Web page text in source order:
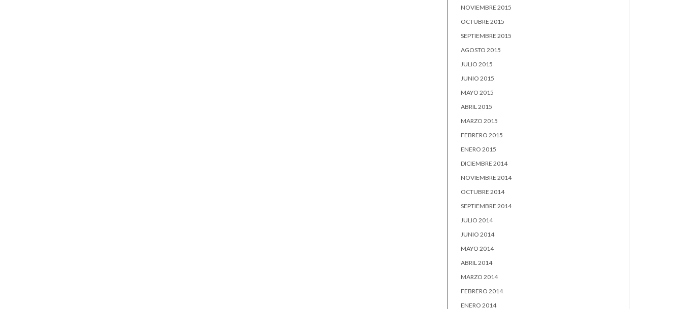
NOVIEMBRE 2015
OCTUBRE 2015
SEPTIEMBRE 2015
AGOSTO 2015
JULIO 2015
JUNIO 2015
MAYO 2015
ABRIL 2015
MARZO 2015
FEBRERO 2015
ENERO 2015
DICIEMBRE 2014
NOVIEMBRE 2014
OCTUBRE 2014
SEPTIEMBRE 2014
JULIO 2014
JUNIO 2014
MAYO 2014
ABRIL 2014
MARZO 2014
FEBRERO 2014
ENERO 2014